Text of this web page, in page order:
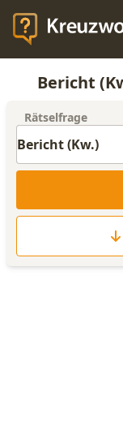
Bericht
Rätselfrage